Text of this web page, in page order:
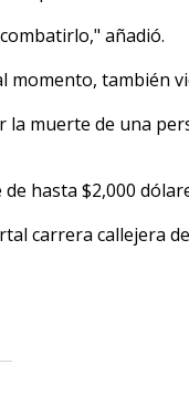
añadió.
momento, también
muerte de una
hasta $2,000
carrera callejera